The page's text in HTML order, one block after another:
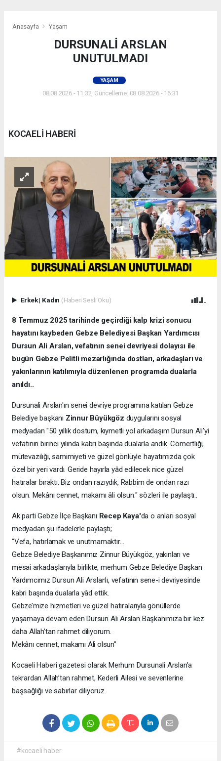
Anasayfa Yaşam
DURSUNALİ ARSLAN
UNUTULMADI
YAŞAM
08.08.2026 - 11:32, Güncelleme: 08.08.2026 - 16:31
KOCAELİ HABERİ
Erkek| Kadın (Haberi Sesli Oku)
8 Temmuz 2025 tarihinde geçirdiği kalp krizi sonucu
hayatını kaybeden Gebze Belediyesi Başkan Yardımcısı
Dursun Ali Arslan, vefatının senei devriyesi dolayısı ile
bugün Gebze Pelitli mezarlığında dostları, arkadaşları ve
yakınlarının katılımıyla düzenlenen programda dualarla
anıldı..
Dursunali Arslan'ın senei devriye programına katılan Gebze
Belediye başkanı Zinnur Büyükgöz duygularını sosyal
medyadan "50 yıllık dostum, kıymetli yol arkadaşım Dursun Ali’yi
vefatının birinci yılında kabri başında dualarla andık. Cömertliği,
mütevazılığı, samimiyeti ve güzel gönlüyle hayatımızda çok
özel bir yeri vardı. Geride hayırla yâd edilecek nice güzel
hatıralar bıraktı. Biz ondan razıydık, Rabbim de ondan razı
olsun. Mekânı cennet, makamı âli olsun." sözleri ile paylaştı..
Ak parti Gebze İlçe Başkanı Recep Kaya'da o anları sosyal
medyadan şu ifadelerle paylaştı;
"Vefa, hatırlamak ve unutmamaktır…
Gebze Belediye Başkanımız Zinnur Büyükgöz, yakınları ve
mesai arkadaşlarıyla birlikte, merhum Gebze Belediye Başkan
Yardımcımız Dursun Ali Arslan’ı, vefatının sene-i devriyesinde
kabri başında dualarla yâd ettik.
Gebze’mize hizmetleri ve güzel hatıralarıyla gönüllerde
yaşamaya devam eden Dursun Ali Arslan Başkanımıza bir kez
daha Allah’tan rahmet diliyorum.
Mekânı cennet, makamı Ali olsun"
Kocaeli Haberi gazetesi olarak Merhum Dursunali Arslan'a
tekrardan Allah’tan rahmet, Kederli Ailesi ve sevenlerine
başsağlığı ve sabırlar diliyoruz.
#kocaeli haber